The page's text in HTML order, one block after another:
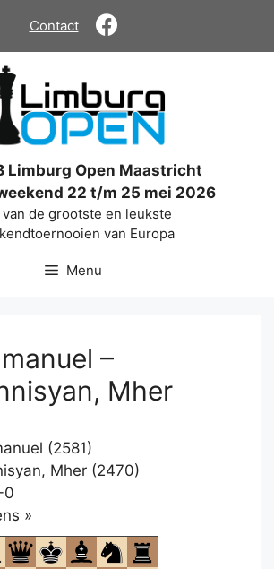
Contact
Limburg Open Maastricht
22 t/m 25 mei 2026
van de grootste en leukste
van Europa
Menu
–
Mher
(2581)
Mher (2470)
0
»
om
te